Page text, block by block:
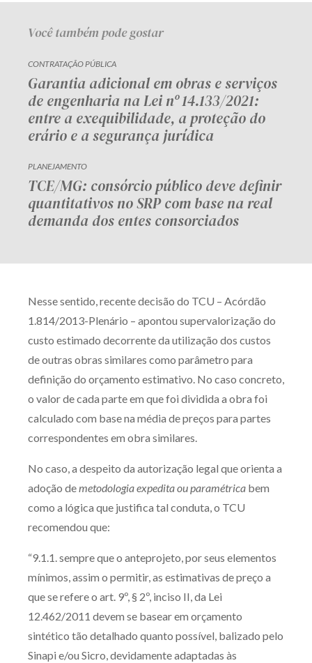
Você também pode gostar
CONTRATAÇÃO PÚBLICA
Garantia adicional em obras e serviços
de engenharia na Lei nº 14.133/2021:
entre a exequibilidade, a proteção do
erário e a segurança jurídica
PLANEJAMENTO
TCE/MG: consórcio público deve definir
quantitativos no SRP com base na real
demanda dos entes consorciados
Nesse sentido, recente decisão do TCU – Acórdão
1.814/2013-Plenário – apontou supervalorização do
custo estimado decorrente da utilização dos custos
de outras obras similares como parâmetro para
definição do orçamento estimativo. No caso concreto,
o valor de cada parte em que foi dividida a obra foi
calculado com base na média de preços para partes
correspondentes em obra similares.
No caso, a despeito da autorização legal que orienta a
adoção demetodologia expedita ou paramétrica bem
como a lógica que justifica tal conduta, o TCU
recomendou que:
“9.1.1. sempre que o anteprojeto, por seus elementos
mínimos, assim o permitir, as estimativas de preço a
que se refere o art. 9º, § 2º, inciso II, da Lei
12.462/2011 devem se basear em orçamento
sintético tão detalhado quanto possível, balizado pelo
Sinapi e/ou Sicro, devidamente adaptadas às